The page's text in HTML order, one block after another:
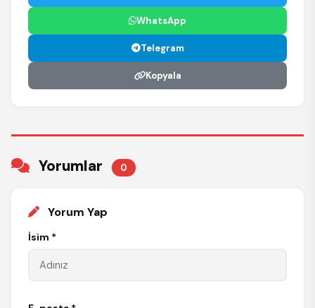
WhatsApp
Telegram
Kopyala
Yorumlar 0
Yorum Yap
İsim *